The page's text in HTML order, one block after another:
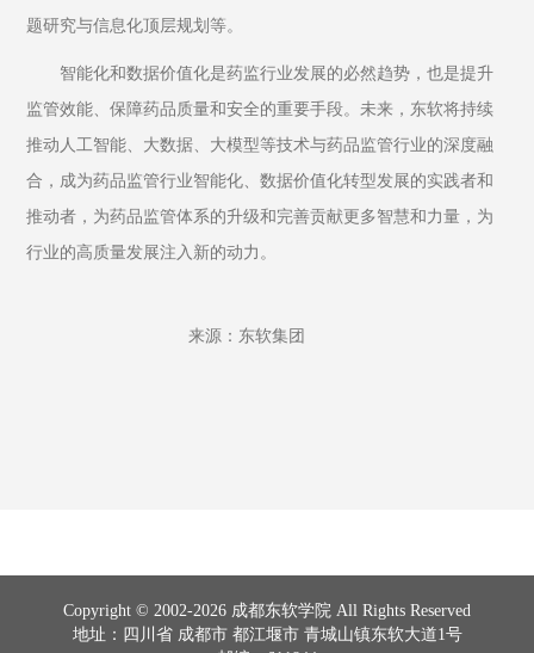
题研究与信息化顶层规划等。
智能化和数据价值化是药监行业发展的必然趋势，也是提升
监管效能、保障药品质量和安全的重要手段。未来，东软将持续
推动人工智能、大数据、大模型等技术与药品监管行业的深度融
合，成为药品监管行业智能化、数据价值化转型发展的实践者和
推动者，为药品监管体系的升级和完善贡献更多智慧和力量，为
行业的高质量发展注入新的动力。
来源：东软集团
Copyright © 2002-2026 成都东软学院 All Rights Reserved
地址：四川省 成都市 都江堰市 青城山镇东软大道1号